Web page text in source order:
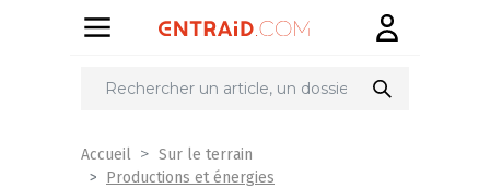
Partager
Accueil
Sur le terrain
Productions et énergies